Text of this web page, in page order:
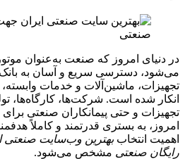
در دنیای امروز که صنعت به‌عنوان
می‌شود، دسترسی سریع و آسان به بانک
تجهیزات، ماشین‌آلات و خدمات وابسته،
انکار شده است. شرکت‌ها، کارگاه‌ها،
تجهیزات و حتی پیمانکاران صنعتی برای
امروز، به بستری قدرتمند و کاملاً
اهمیت انتخاببهترین وب‌سایت صنعتی
رایگان صنعتی مشخص می‌شود.